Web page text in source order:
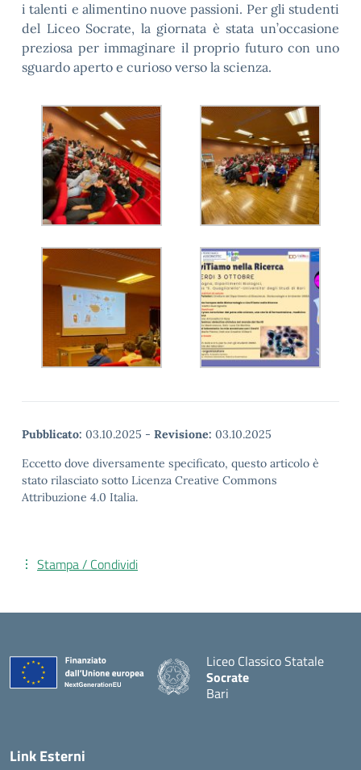
i talenti e alimentino nuove passioni. Per gli studenti
del Liceo Socrate, la giornata è stata un’occasione
preziosa per immaginare il proprio futuro con uno
sguardo aperto e curioso verso la scienza.
Pubblicato: 03.10.2025 - Revisione: 03.10.2025
Eccetto dove diversamente specificato, questo articolo è
stato rilasciato sotto Licenza Creative Commons
Attribuzione 4.0 Italia.
Stampa / Condividi
Liceo Classico Statale
Socrate
Bari
Link Esterni